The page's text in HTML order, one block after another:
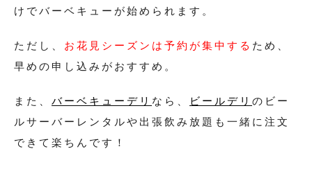
けでバーベキューが始められます。
ただし、 お花見シーズンは予約が集中する ため、
早めの申し込みがおすすめ。
また、 バーベキューデリ なら、 ビールデリ のビー
ルサーバーレンタルや出張飲み放題も一緒に注文
できて楽ちんです！